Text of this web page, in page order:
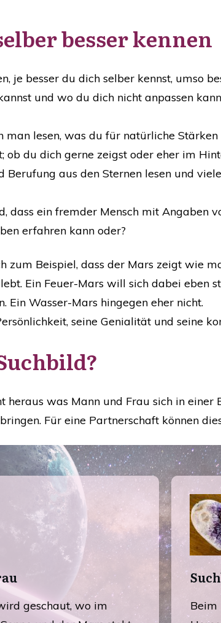
besser kennen
je besser du dich selber kennst, umso
und wo du dich nicht anpassen
man lesen, was du für natürliche
ob du dich gerne zeigst oder eher im
Berufung aus den Sternen lesen und
dass ein fremder Mensch mit Angaben
erfahren kann oder?
zum Beispiel, dass der Mars zeigt wie
Ein Feuer-Mars will sich dabei eben
Ein Wasser-Mars hingegen eher nicht.
seine Genialität und seine
heraus was Mann und Frau sich in
Für eine Partnerschaft können
geschaut, wo im
Beim